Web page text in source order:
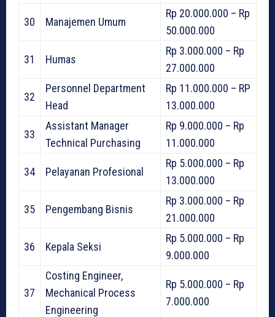
30 Manajemen Umum
Rp 20.000.000 – Rp
50.000.000
31 Humas
Rp 3.000.000 – Rp
27.000.000
32
Personnel Department
Head
Rp 11.000.000 – RP
13.000.000
33
Assistant Manager
Technical Purchasing
Rp 9.000.000 – Rp
11.000.000
34 Pelayanan Profesional
Rp 5.000.000 – Rp
13.000.000
35 Pengembang Bisnis
Rp 3.000.000 – Rp
21.000.000
36 Kepala Seksi
Rp 5.000.000 – Rp
9.000.000
37
Costing Engineer,
Mechanical Process
Engineering
Rp 5.000.000 – Rp
7.000.000